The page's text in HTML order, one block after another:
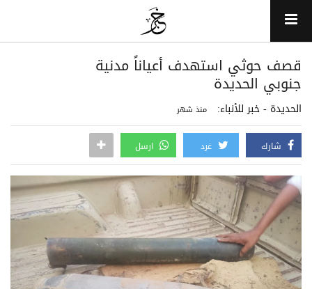
قصف حوثي استهدف أعياناً مدنية
جنوبي الحديدة
الحديدة - خبر للأنباء: منذ شهر
شارك غرد ارسل